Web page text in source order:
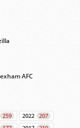
AFC
259 2022
207